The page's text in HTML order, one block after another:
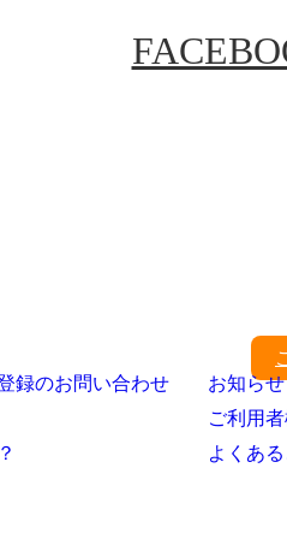
録のお問い合わせ
お知ら
ご利用
よくあ